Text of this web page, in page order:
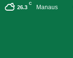
26.3
C
Manaus